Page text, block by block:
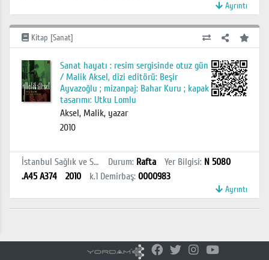
Ayrıntı
Kitap [Sanat]
Sanat hayatı : resim sergisinde otuz gün
/ Malik Aksel, dizi editörü: Beşir
Ayvazoğlu ; mizanpaj: Bahar Kuru ; kapak
tasarımı: Utku Lomlu
Aksel, Malik, yazar
2010
İstanbul Sağlık ve Sosyal Bilimler MYO Kütüphanesi Durum: Rafta Yer Bilgisi: N 5080
.A45 A374
2010 k.1 Demirbaş: 0000983
Ayrıntı